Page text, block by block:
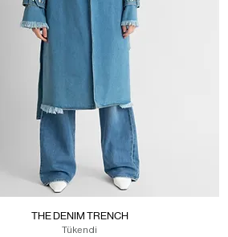
THE DENIM TRENCH
Tükendi